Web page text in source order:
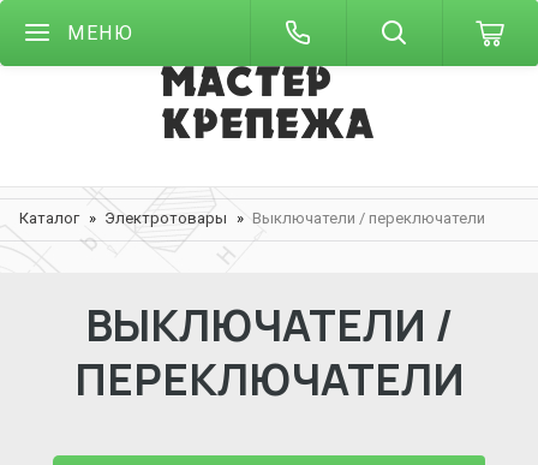
МЕНЮ
Каталог Электротовары Выключатели / переключатели
ВЫКЛЮЧАТЕЛИ /
ПЕРЕКЛЮЧАТЕЛИ